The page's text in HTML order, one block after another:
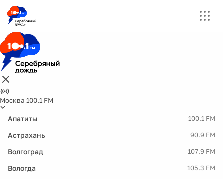
Москва 100.1 FM
Апатиты 100.1 FM
Астрахань 90.9 FM
Волгоград 107.9 FM
Вологда 105.3 FM